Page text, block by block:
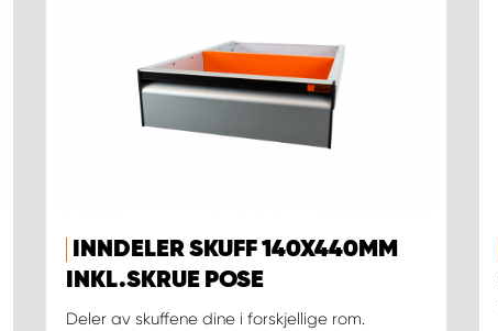
INNDELER SKUFF 140X440MM
INKL.SKRUE POSE
Deler av skuffene dine i forskjellige rom.